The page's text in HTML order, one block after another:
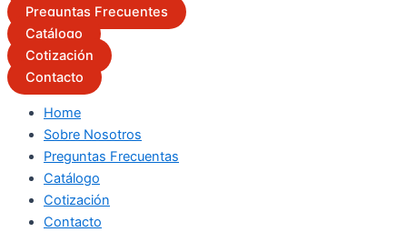
Preguntas Frecuentes
Catálogo
Cotización
Contacto
Home
Sobre Nosotros
Preguntas Frecuentas
Catálogo
Cotización
Contacto